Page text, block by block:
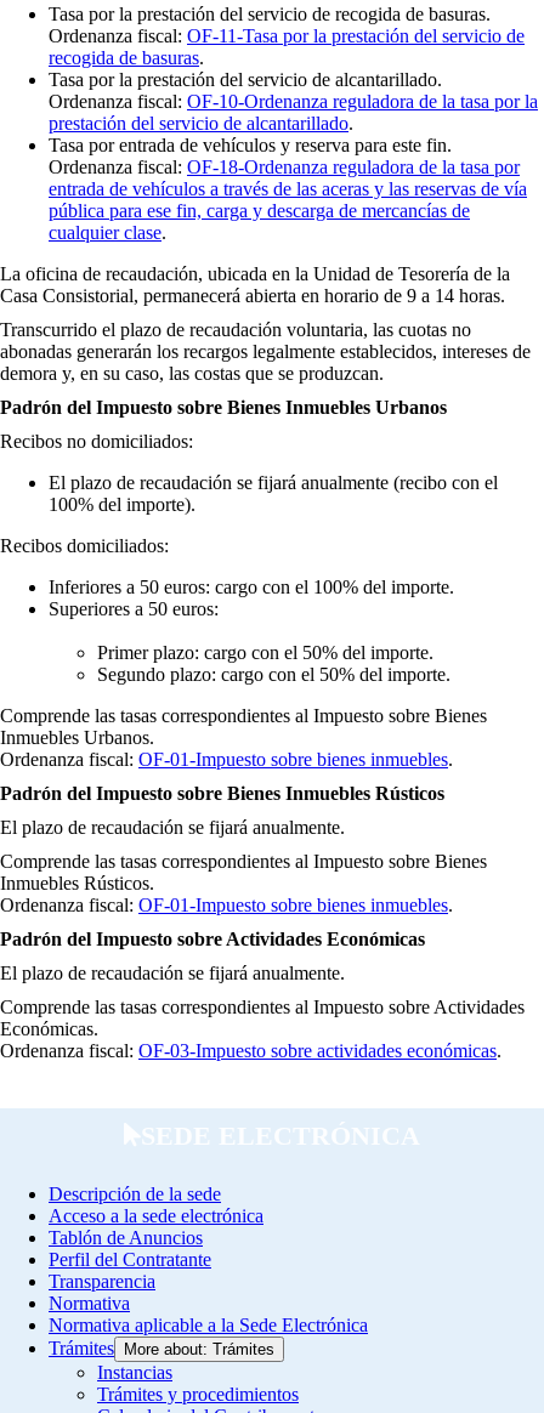
Tasa por la prestación del servicio de recogida de basuras.
Ordenanza fiscal: OF-11-Tasa por la prestación del servicio de
recogida de basuras.
Tasa por la prestación del servicio de alcantarillado.
Ordenanza fiscal: OF-10-Ordenanza reguladora de la tasa por la
prestación del servicio de alcantarillado.
Tasa por entrada de vehículos y reserva para este fin.
Ordenanza fiscal: OF-18-Ordenanza reguladora de la tasa por
entrada de vehículos a través de las aceras y las reservas de vía
pública para ese fin, carga y descarga de mercancías de
cualquier clase.
La oficina de recaudación, ubicada en la Unidad de Tesorería de la
Casa Consistorial, permanecerá abierta en horario de 9 a 14 horas.
Transcurrido el plazo de recaudación voluntaria, las cuotas no
abonadas generarán los recargos legalmente establecidos, intereses de
demora y, en su caso, las costas que se produzcan.
Padrón del Impuesto sobre Bienes Inmuebles Urbanos
Recibos no domiciliados:
El plazo de recaudación se fijará anualmente (recibo con el
100% del importe).
Recibos domiciliados:
Inferiores a 50 euros: cargo con el 100% del importe.
Superiores a 50 euros:
Primer plazo: cargo con el 50% del importe.
Segundo plazo: cargo con el 50% del importe.
Comprende las tasas correspondientes al Impuesto sobre Bienes
Inmuebles Urbanos.
Ordenanza fiscal: OF-01-Impuesto sobre bienes inmuebles.
Padrón del Impuesto sobre Bienes Inmuebles Rústicos
El plazo de recaudación se fijará anualmente.
Comprende las tasas correspondientes al Impuesto sobre Bienes
Inmuebles Rústicos.
Ordenanza fiscal: OF-01-Impuesto sobre bienes inmuebles.
Padrón del Impuesto sobre Actividades Económicas
El plazo de recaudación se fijará anualmente.
Comprende las tasas correspondientes al Impuesto sobre Actividades
Económicas.
Ordenanza fiscal: OF-03-Impuesto sobre actividades económicas.
SEDE ELECTRÓNICA
Descripción de la sede
Acceso a la sede electrónica
Tablón de Anuncios
Perfil del Contratante
Transparencia
Normativa
Normativa aplicable a la Sede Electrónica
Trámites
More about: Trámites
Instancias
Trámites y procedimientos